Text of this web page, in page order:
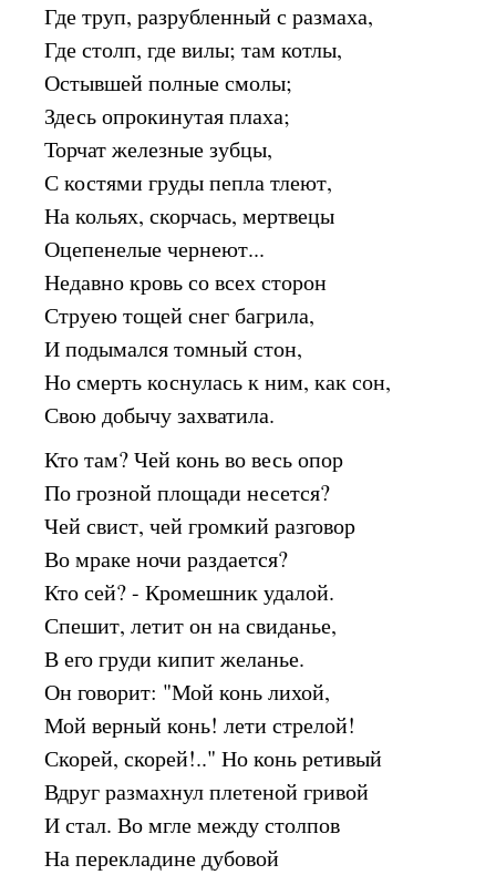
Где труп, разрубленный с размаха,
Где столп, где вилы; там котлы,
Остывшей полные смолы;
Здесь опрокинутая плаха;
Торчат железные зубцы,
С костями груды пепла тлеют,
На кольях, скорчась, мертвецы
Оцепенелые чернеют...
Недавно кровь со всех сторон
Струею тощей снег багрила,
И подымался томный стон,
Но смерть коснулась к ним, как сон,
Свою добычу захватила.
Кто там? Чей конь во весь опор
По грозной площади несется?
Чей свист, чей громкий разговор
Во мраке ночи раздается?
Кто сей? - Кромешник удалой.
Спешит, летит он на свиданье,
В его груди кипит желанье.
Он говорит: "Мой конь лихой,
Мой верный конь! лети стрелой!
Скорей, скорей!.." Но конь ретивый
Вдруг размахнул плетеной гривой
И стал. Во мгле между столпов
На перекладине дубовой